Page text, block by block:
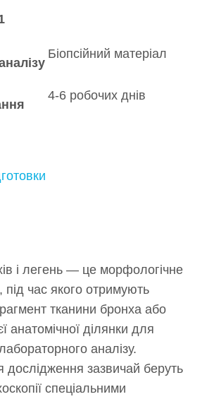
Біопсійний матеріал
4-6 робочих днів
і легень — це морфологічне
під час якого отримують
тканини бронха або
анатомічної ділянки для
аналізу.
дослідження зазвичай беруть
спеціальними